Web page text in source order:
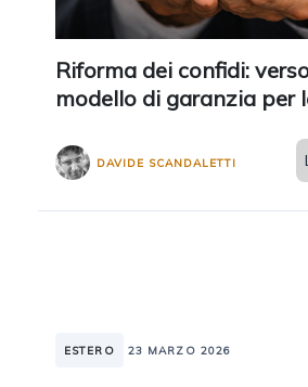
Riforma dei confidi:
modello di garanzia per
DAVIDE SCANDALETTI
ESTERO 23 MARZO 2026